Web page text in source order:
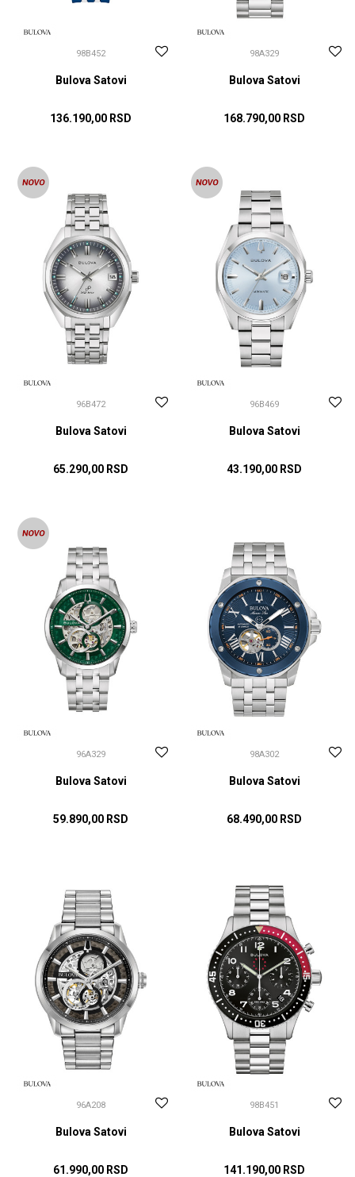
98B452
Bulova Satovi
136.190,00 RSD
98A329
Bulova Satovi
168.790,00 RSD
96B472
Bulova Satovi
65.290,00 RSD
96B469
Bulova Satovi
43.190,00 RSD
96A329
Bulova Satovi
59.890,00 RSD
98A302
Bulova Satovi
68.490,00 RSD
96A208
Bulova Satovi
61.990,00 RSD
98B451
Bulova Satovi
141.190,00 RSD